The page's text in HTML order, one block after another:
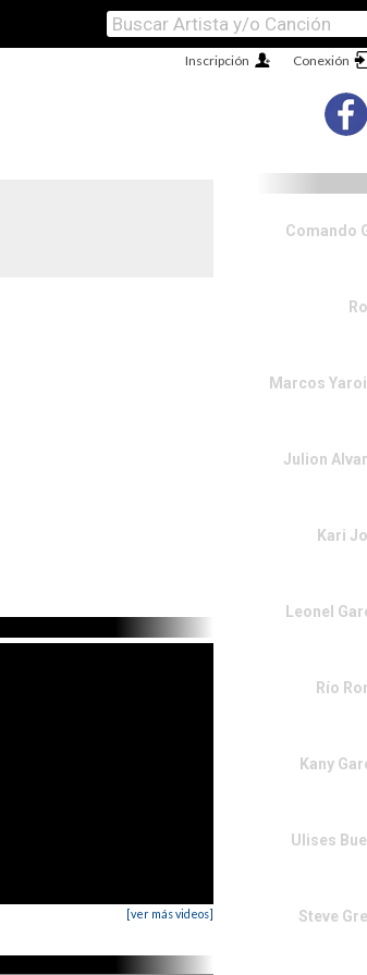
Conexión
Inscripción
[ver más videos]
Comando
Marcos
Julion
Kari
Leonel
Río
Kany
Ulises
Steve